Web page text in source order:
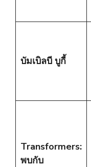
บัมเบิลบี บูกี้
Transformers:
พบกับ